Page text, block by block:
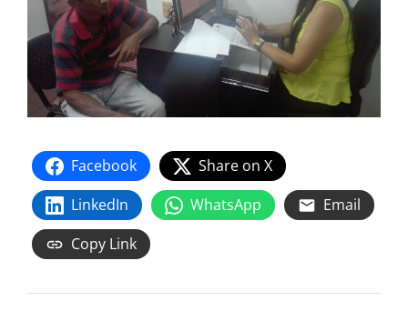
Facebook
Share on X
LinkedIn
WhatsApp
Email
Copy Link